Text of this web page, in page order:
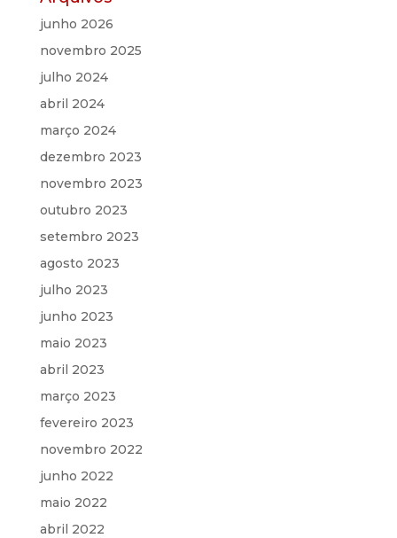
junho 2026
novembro 2025
julho 2024
abril 2024
março 2024
dezembro 2023
novembro 2023
outubro 2023
setembro 2023
agosto 2023
julho 2023
junho 2023
maio 2023
abril 2023
março 2023
fevereiro 2023
novembro 2022
junho 2022
maio 2022
abril 2022